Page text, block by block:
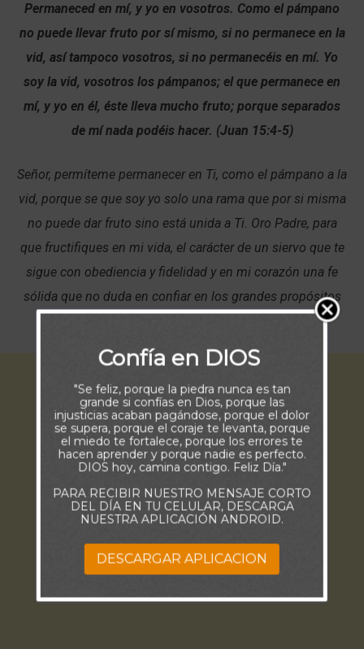
Permaneced en mí, y yo en vosotros. Como el pámpano
no puede llevar fruto por sí mismo, si no permanece en la
vid, así tampoco vosotros, si no permanecéis en mí. Yo
soy la vid, vosotros los pámpanos; el que permanece en
mí, y yo en él, éste lleva mucho fruto; porque separados
de mí nada podéis hacer. (Juan 15:4-5)
Señor, permíteme permanecer en Ti, como el pámpano a la
vid, porque se que soy yo solo una rama que por si misma
no puede dar fruto sino está unida a Ti. Oro Padre, para
que fructifiques en mi vida, el carácter de un siervo que te
sigue con obediencia y fidelidad y en mi corazón una fe
sólida que no duda en confiar en los grandes propósitos
Confía en DIOS
"Se feliz, porque la piedra nunca es tan
grande si confías en Dios, porque las
injusticias acaban pagándose, porque el dolor
se supera, porque el coraje te levanta, porque
el miedo te fortalece, porque los errores te
hacen aprender y porque nadie es perfecto.
DIOS hoy, camina contigo. Feliz Día."
PARA RECIBIR NUESTRO MENSAJE CORTO
DEL DÍA EN TU CELULAR, DESCARGA
NUESTRA APLICACIÓN ANDROID.
DESCARGAR APLICACION